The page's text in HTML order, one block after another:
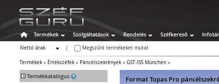
Termékek Szolgáltatások Rendelés Széfkereső Infotár
Nettó árak
Megszűnt termékeket mutat
Termékek » Értékszéfek » Páncélszekrények » GST-ISS München »
+ Termékkatalógus
Format Topas Pro